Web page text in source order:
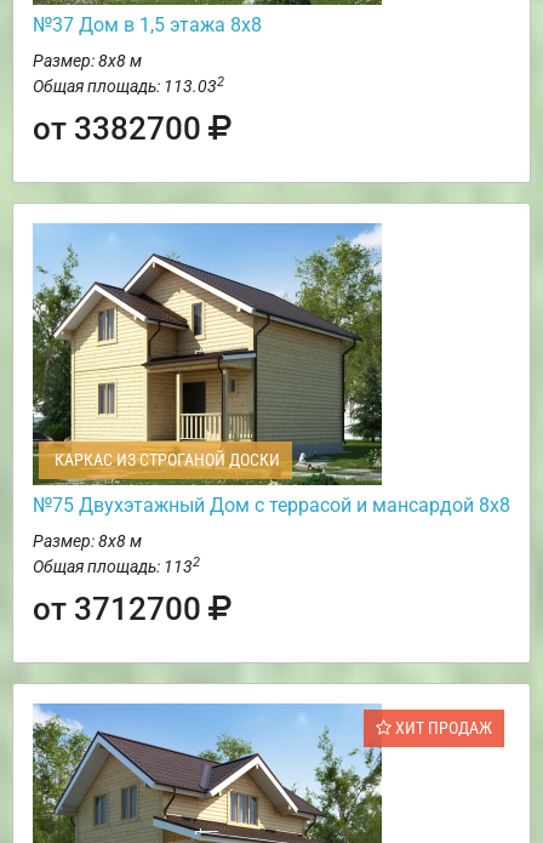
№37 Дом в 1,5 этажа 8х8
Размер: 8х8 м
Общая площадь: 113.032
от 3382700
КАРКАС ИЗ СТРОГАНОЙ ДОСКИ
№75 Двухэтажный Дом с террасой и мансардой 8х8
Размер: 8х8 м
Общая площадь: 1132
от 3712700
ХИТ ПРОДАЖ